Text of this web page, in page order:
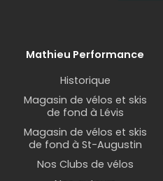
Mathieu Performance
Historique
Magasin de vélos et skis
de fond à Lévis
Magasin de vélos et skis
de fond à St-Augustin
Nos Clubs de vélos